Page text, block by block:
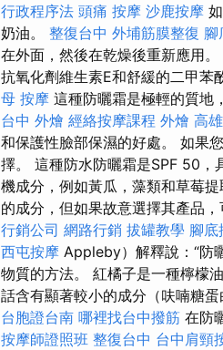
行政程序法 頭痛 按摩 沙鹿按摩
奶油。 整復台中 外埔筋膜整復 腳
在外面，然後在乾燥後重新應用
抗氧化劑維生素E和舒緩的二甲苯
母 按摩 這種防曬霜是極輕的質地
台中 外燴 經絡按摩課程 外燴 高雄
和保護性臉部保濕的好處。 如果
擇。 這種防水防曬霜是SPF 50，
機成分，例如黃瓜，藻類和草莓
的成分，但如果故意選擇其產品
行銷公司 網路行銷 拔罐教學 腳底
西屯按摩 Appleby）解釋說：“防
物質的方法。 紅橘子是一種檸檬
話含有顯著較小的成分（呋喃糖
台胞證台南 哪裡找台中撥筋 在防
按摩師證照班 整復台中 台中肩頸